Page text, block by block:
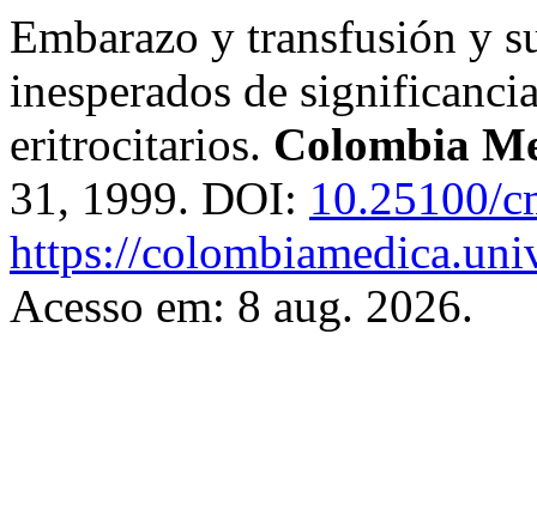
Embarazo y transfusión y
inesperados de
eritrocitarios. Colombia
31, 1999. DOI: 10.25100/
https://
Acesso em: 8 aug. 2026.